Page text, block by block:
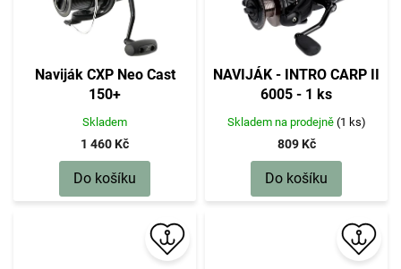
Naviják CXP Neo Cast
150+
Skladem
1 460 Kč
Do košíku
NAVIJÁK - INTRO CARP II
6005 - 1 ks
Skladem na prodejně (1 ks)
809 Kč
Do košíku